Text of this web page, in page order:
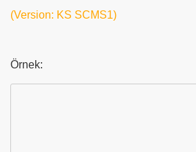
(Version: KS SCMS1)
Örnek: